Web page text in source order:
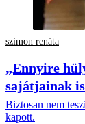
szimon renáta
„Ennyire
sajátjainak is
Biztosan nem
kapott.